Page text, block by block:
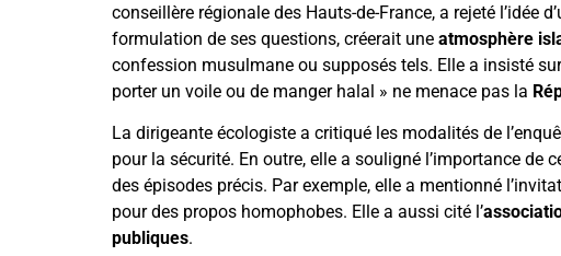
conseillère régionale des Hauts-de-France, a rejeté l’idée
formulation de ses questions, créerait une atmosphère
confession musulmane ou supposés tels. Elle a insisté
porter un voile ou de manger halal » ne menace pas la
La dirigeante écologiste a critiqué les modalités de
pour la sécurité. En outre, elle a souligné l’importance de
des épisodes précis. Par exemple, elle a mentionné
pour des propos homophobes. Elle a aussi cité l’
publiques.